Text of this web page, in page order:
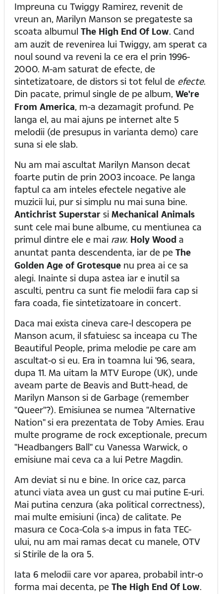
Impreuna cu Twiggy Ramirez, revenit de
vreun an, Marilyn Manson se pregateste sa
scoata albumul The High End Of Low. Cand
am auzit de revenirea lui Twiggy, am sperat ca
noul sound va reveni la ce era el prin 1996-
2000. M-am saturat de efecte, de
sintetizatoare, de distors si tot felul de efecte.
Din pacate, primul single de pe album, We're
From America, m-a dezamagit profund. Pe
langa el, au mai ajuns pe internet alte 5
melodii (de presupus in varianta demo) care
suna si ele slab.
Nu am mai ascultat Marilyn Manson decat
foarte putin de prin 2003 incoace. Pe langa
faptul ca am inteles efectele negative ale
muzicii lui, pur si simplu nu mai suna bine.
Antichrist Superstar si Mechanical Animals
sunt cele mai bune albume, cu mentiunea ca
primul dintre ele e mai raw. Holy Wood a
anuntat panta descendenta, iar de pe The
Golden Age of Grotesque nu prea ai ce sa
alegi. Inainte si dupa astea iar e inutil sa
asculti, pentru ca sunt fie melodii fara cap si
fara coada, fie sintetizatoare in concert.
Daca mai exista cineva care-l descopera pe
Manson acum, il sfatuiesc sa inceapa cu The
Beautiful People, prima melodie pe care am
ascultat-o si eu. Era in toamna lui '96, seara,
dupa 11. Ma uitam la MTV Europe (UK), unde
aveam parte de Beavis and Butt-head, de
Marilyn Manson si de Garbage (remember
"Queer"?). Emisiunea se numea "Alternative
Nation" si era prezentata de Toby Amies. Erau
multe programe de rock exceptionale, precum
"Headbangers Ball" cu Vanessa Warwick, o
emisiune mai ceva ca a lui Petre Magdin.
Am deviat si nu e bine. In orice caz, parca
atunci viata avea un gust cu mai putine E-uri.
Mai putina cenzura (aka political correctness),
mai multe emisiuni (inca) de calitate. Pe
masura ce Coca-Cola s-a impus in fata TEC-
ului, nu am mai ramas decat cu manele, OTV
si Stirile de la ora 5.
Iata 6 melodii care vor aparea, probabil intr-o
forma mai decenta, pe The High End Of Low.